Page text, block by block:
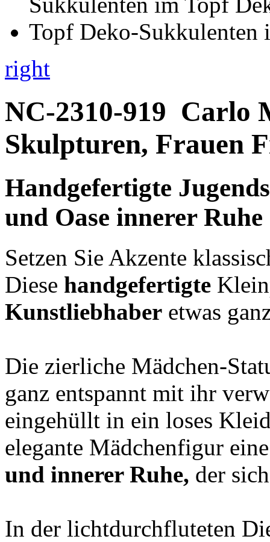
right
NC-2310-919 Carlo
Skulpturen, Frauen
Handgefertigte
und Oase innerer Ruhe
Setzen Sie Akzente
Diese handgefertigte
Kunstliebhaber etwas
Die zierliche Mädchen-
ganz entspannt mit ihr
eingehüllt in ein loses
elegante Mädchenfigur
und innerer Ruhe, der
In der lichtdurchfluteten